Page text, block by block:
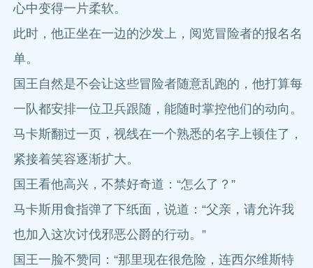
心中变得一片柔软。
此时，他正坐在一边的沙发上，阅览冒险者的报名名
单。
国王自然是不会让这些冒险者随意乱跑的，他打算每
一队都安排一位卫兵跟随，能随时掌控他们的动向。
马卡斯翻过一页，视线在一个熟悉的名字上顿住了，
紧接着笑容逐渐扩大。
国王看他高兴，不禁好奇道：“怎么了？”
马卡斯用食指弹了下纸面，说道：“父亲，请允许我
也加入这次讨伐邪恶公爵的行动。”
国王一脸不赞同：“那里现在很危险，连西尔维斯特